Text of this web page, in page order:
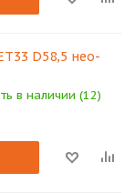
D58,5 нео-
в наличии (12)